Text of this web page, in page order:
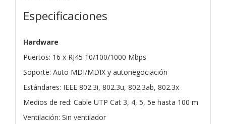
Especificaciones
Hardware
Puertos: 16 x RJ45 10/100/1000 Mbps
Soporte: Auto MDI/MDIX y autonegociación
Estándares: IEEE 802.3i, 802.3u, 802.3ab, 802.3x
Medios de red: Cable UTP Cat 3, 4, 5, 5e hasta 100 m
Ventilación: Sin ventilador